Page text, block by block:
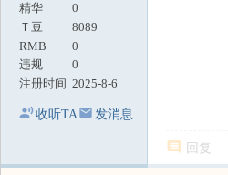
精华
0
Ｔ豆
8089
RMB
0
违规
0
注册时间 2025-8-6
收听TA 发消息
回复